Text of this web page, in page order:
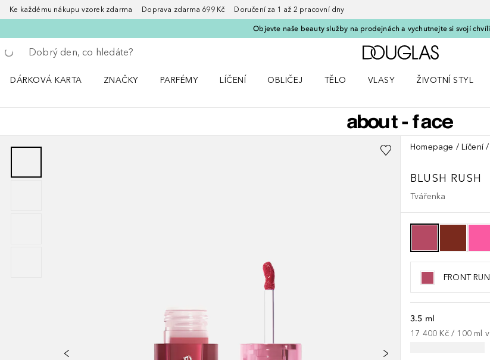
Ke každému nákupu vzorek zdarma Doprava zdarma 699 Kč Doručení za 1 až 2 pracovní dny
Objevte naše beauty služby na prodejnách a vychutnejte si svojí
Vraťte se
Proveďte vyhledávání
Domů
DÁRKOVÁ KARTA
ZNAČKY
PARFÉMY
LÍČENÍ
OBLIČEJ
TĚLO
VLASY
ŽIVOTNÍ STYL
Homepage Líčení
BLUSH RUSH
Tvářenka
FRONT
3.5 ml
17 400 Kč / 100 ml